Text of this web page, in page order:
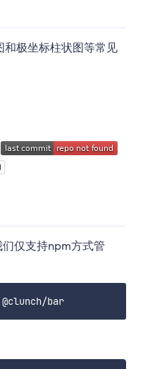
和极坐标柱状图等常见
仅支持npm方式管